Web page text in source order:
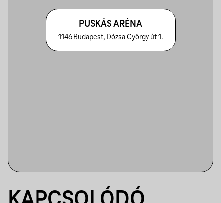
PUSKÁS ARÉNA
1146 Budapest, Dózsa György út 1.